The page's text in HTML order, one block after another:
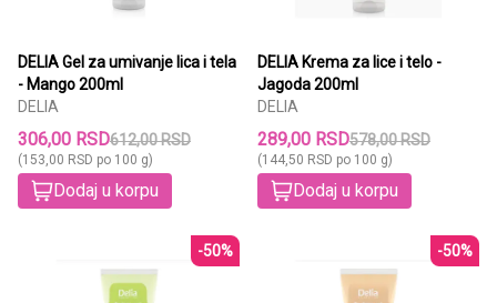
DELIA Gel za umivanje lica i tela
- Mango 200ml
DELIA
306,00 RSD612,00 RSD
(153,00 RSD po 100 g)
Dodaj u korpu
DELIA Krema za lice i telo -
Jagoda 200ml
DELIA
289,00 RSD578,00 RSD
(144,50 RSD po 100 g)
Dodaj u korpu
-50% -50%